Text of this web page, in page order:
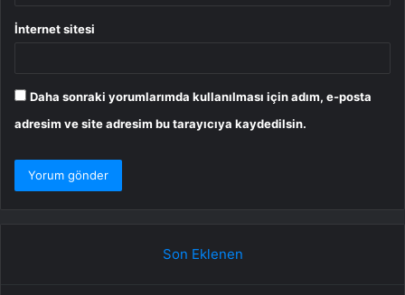
İnternet sitesi
Daha sonraki yorumlarımda kullanılması için adım, e-posta
adresim ve site adresim bu tarayıcıya kaydedilsin.
Son Eklenen